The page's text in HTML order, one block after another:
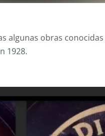
algunas obras
1928.